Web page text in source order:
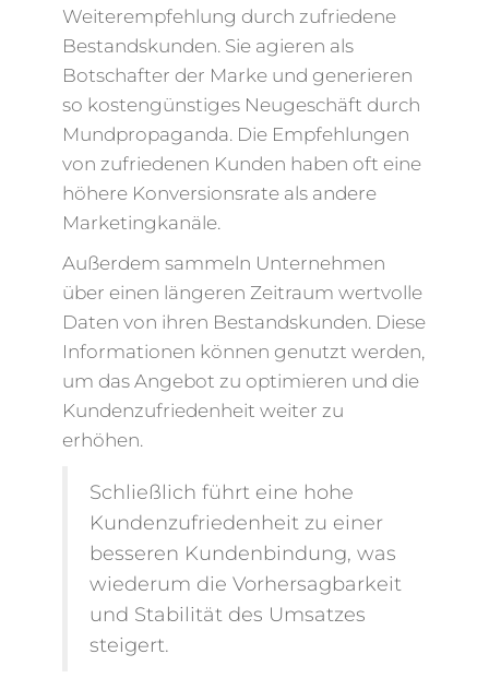
Weiterempfehlung durch zufriedene
Bestandskunden. Sie agieren als
Botschafter der Marke und generieren
so kostengünstiges Neugeschäft durch
Mundpropaganda. Die Empfehlungen
von zufriedenen Kunden haben oft eine
höhere Konversionsrate als andere
Marketingkanäle.
Außerdem sammeln Unternehmen
über einen längeren Zeitraum wertvolle
Daten von ihren Bestandskunden. Diese
Informationen können genutzt werden,
um das Angebot zu optimieren und die
Kundenzufriedenheit weiter zu
erhöhen.
Schließlich führt eine hohe
Kundenzufriedenheit zu einer
besseren Kundenbindung, was
wiederum die Vorhersagbarkeit
und Stabilität des Umsatzes
steigert.